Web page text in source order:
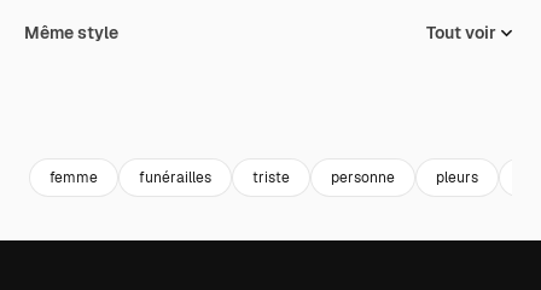
Même style Tout voir
femme funérailles triste personne pleurs